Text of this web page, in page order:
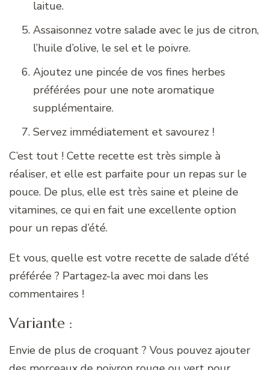
laitue.
Assaisonnez votre salade avec le jus de citron,
l’huile d’olive, le sel et le poivre.
Ajoutez une pincée de vos fines herbes
préférées pour une note aromatique
supplémentaire.
Servez immédiatement et savourez !
C’est tout ! Cette recette est très simple à
réaliser, et elle est parfaite pour un repas sur le
pouce. De plus, elle est très saine et pleine de
vitamines, ce qui en fait une excellente option
pour un repas d’été.
Et vous, quelle est votre recette de salade d’été
préférée ? Partagez-la avec moi dans les
commentaires !
Variante :
Envie de plus de croquant ? Vous pouvez ajouter